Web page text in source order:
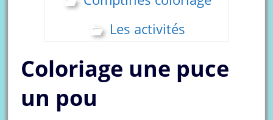
Les activités
Coloriage une puce
un pou